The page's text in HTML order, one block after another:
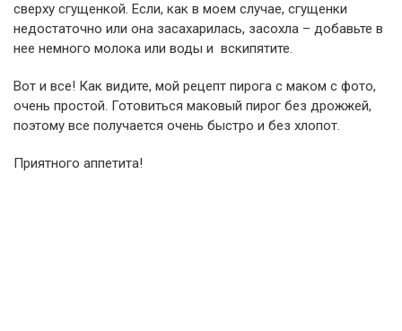
сверху сгущенкой. Если, как в моем случае, сгущенки
недостаточно или она засахарилась, засохла – добавьте в
нее немного молока или воды и вскипятите.
Вот и все! Как видите, мой рецепт пирога с маком с фото,
очень простой. Готовиться маковый пирог без дрожжей,
поэтому все получается очень быстро и без хлопот.
Приятного аппетита!